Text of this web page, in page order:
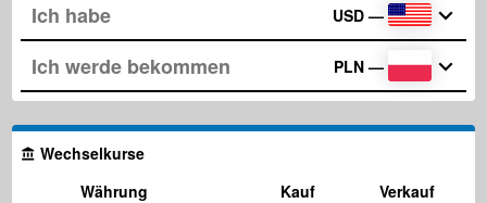
USD —
PLN —
Wechselkurse
Währung
Kauf
Verkauf